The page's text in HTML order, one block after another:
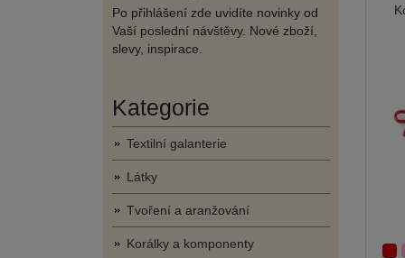
Po přihlášení zde uvidíte novinky od
Vaší poslední návštěvy. Nové zboží,
slevy, inspirace.
Kategorie
Textilní galanterie
Látky
Tvoření a aranžování
Korálky a komponenty